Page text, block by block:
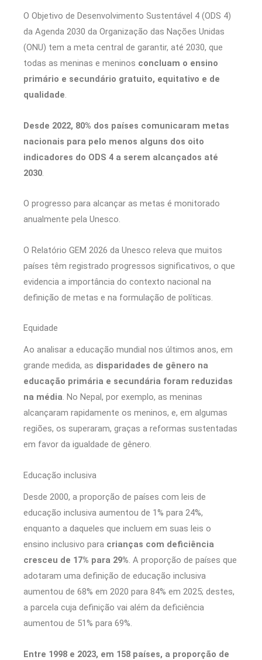
O Objetivo de Desenvolvimento Sustentável 4 (ODS 4)
da Agenda 2030 da Organização das Nações Unidas
(ONU) tem a meta central de garantir, até 2030, que
todas as meninas e meninos concluam o ensino
primário e secundário gratuito, equitativo e de
qualidade.
Desde 2022, 80% dos países comunicaram metas
nacionais para pelo menos alguns dos oito
indicadores do ODS 4 a serem alcançados até
2030.
O progresso para alcançar as metas é monitorado
anualmente pela Unesco.
O Relatório GEM 2026 da Unesco releva que muitos
países têm registrado progressos significativos, o que
evidencia a importância do contexto nacional na
definição de metas e na formulação de políticas.
Equidade
Ao analisar a educação mundial nos últimos anos, em
grande medida, as disparidades de gênero na
educação primária e secundária foram reduzidas
na média. No Nepal, por exemplo, as meninas
alcançaram rapidamente os meninos, e, em algumas
regiões, os superaram, graças a reformas sustentadas
em favor da igualdade de gênero.
Educação inclusiva
Desde 2000, a proporção de países com leis de
educação inclusiva aumentou de 1% para 24%,
enquanto a daqueles que incluem em suas leis o
ensino inclusivo para crianças com deficiência
cresceu de 17% para 29%. A proporção de países que
adotaram uma definição de educação inclusiva
aumentou de 68% em 2020 para 84% em 2025; destes,
a parcela cuja definição vai além da deficiência
aumentou de 51% para 69%.
Entre 1998 e 2023, em 158 países, a proporção de